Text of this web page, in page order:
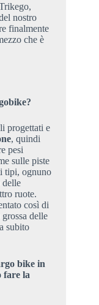
nostro
finalmente
che è
progettati e
, quindi
pesi
sulle piste
tipi, ognuno
delle
ruote.
così di
delle
subito
bike in
fare la